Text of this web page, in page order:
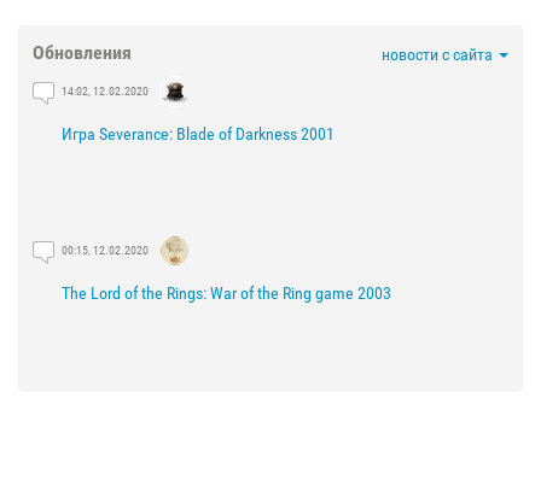
Обновления новости с сайта
14:02, 12.02.2020
Игра Severance: Blade of Darkness 2001
00:15, 12.02.2020
The Lord of the Rings: War of the Ring game 2003